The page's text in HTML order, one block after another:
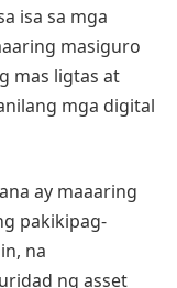
isa sa mga
masiguro
mas ligtas at
mga digital
ay maaaring
pakikipag-
na
ng asset